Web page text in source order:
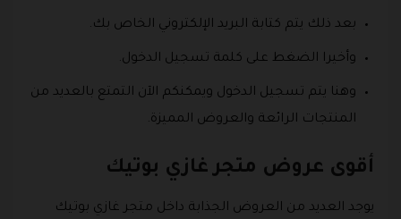
بعد ذلك يتم كتابة البريد الإلكتروني الخاص بك.
وأخيرا الضغط على كلمة تسجيل الدخول.
وهنا يتم تسجيل الدخول ويمكنكم الآن التمتع بالعديد من
المنتجات الرائعة والعروض المميزة.
أقوى عروض متجر غازي بوتيك
يوجد العديد من العروض الجذابة داخل متجر غازي بوتيك